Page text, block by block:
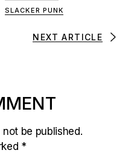
SLACKER PUNK
NEXT ARTICLE
be published.
*